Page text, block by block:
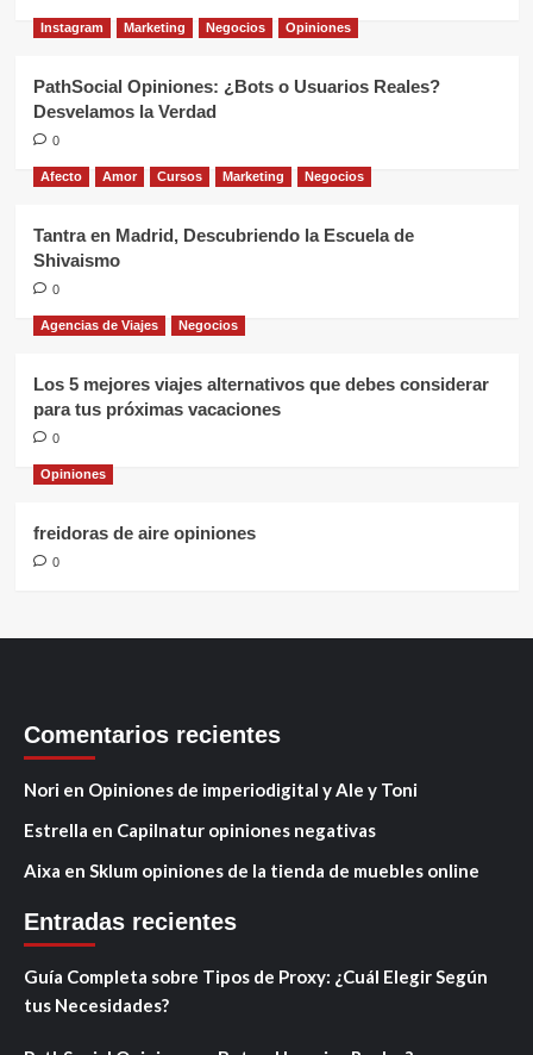
Instagram Marketing Negocios Opiniones
PathSocial Opiniones: ¿Bots o Usuarios Reales?
Desvelamos la Verdad
0
Afecto Amor Cursos Marketing Negocios
Tantra en Madrid, Descubriendo la Escuela de
Shivaismo
0
Agencias de Viajes Negocios
Los 5 mejores viajes alternativos que debes considerar
para tus próximas vacaciones
0
Opiniones
freidoras de aire opiniones
0
Comentarios recientes
Nori en Opiniones de imperiodigital y Ale y Toni
Estrella en Capilnatur opiniones negativas
Aixa en Sklum opiniones de la tienda de muebles online
Entradas recientes
Guía Completa sobre Tipos de Proxy: ¿Cuál Elegir Según
tus Necesidades?